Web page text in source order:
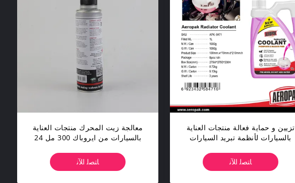
تزيين و حماية فعالة منتجات العناية
بالسيارات لأنظمة تبريد السيارات
ﺎﺘﺼﻟ ﺍﻶﻧ
معالجة زيت المحرك منتجات العناية
بالسيارات من ايروباك 300 مل 24
ﺎﺘﺼﻟ ﺍﻶﻧ